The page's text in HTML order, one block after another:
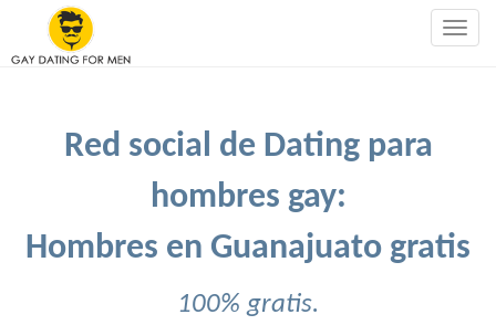
Red social de Dating para
hombres gay:
Hombres en Guanajuato gratis
100% gratis.